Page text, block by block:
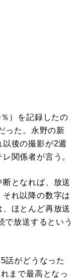
）を記録したの
った。永野の新
後の撮影が2週
関係者が言う。
断となれば、放送
れ以降の数字は
ほとんど再放送
で放送するという
話がどうなった
まで最高となっ